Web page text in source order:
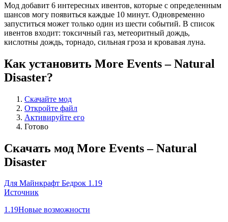
Мод добавит 6 интересных ивентов, которые с определенным
шансов могу появиться каждые 10 минут. Одновременно
запуститься может только один из шести событий. В список
ивентов входит: токсичный газ, метеоритный дождь,
кислотны дождь, торнадо, сильная гроза и кровавая луна.
Как установить More Events – Natural
Disaster?
Скачайте мод
Откройте файл
Активируйте его
Готово
Скачать мод More Events – Natural
Disaster
Для Майнкрафт Бедрок 1.19
Источник
1.19Новые возможности